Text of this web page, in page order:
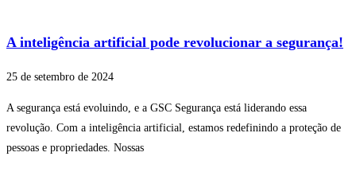
A inteligência artificial pode revolucionar a segurança!
25 de setembro de 2024
A segurança está evoluindo, e a GSC Segurança está liderando essa
revolução. Com a inteligência artificial, estamos redefinindo a proteção de
pessoas e propriedades. Nossas